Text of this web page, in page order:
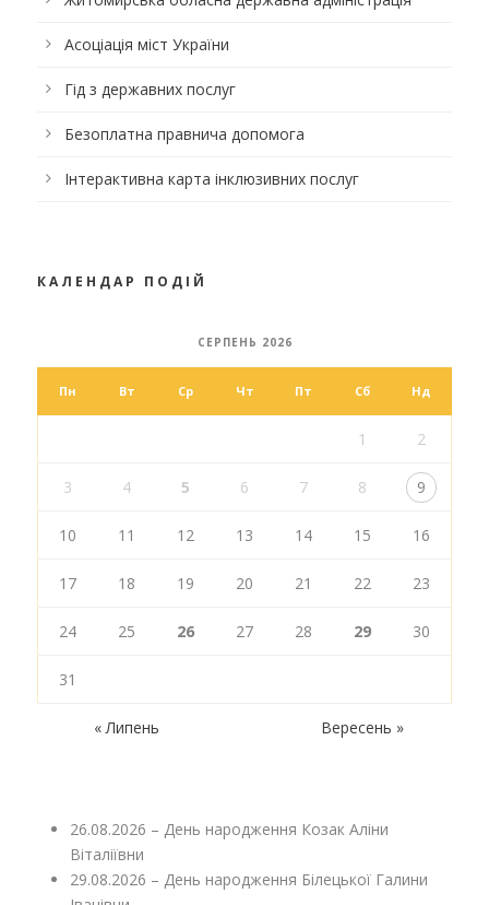
Асоціація міст України
Гід з державних послуг
Безоплатна правнича допомога
Інтерактивна карта інклюзивних послуг
КАЛЕНДАР ПОДІЙ
СЕРПЕНЬ 2026
Пн Вт Ср Чт Пт Сб Нд
1 2
3 4 5 6 7 8 9
10 11 12 13 14 15 16
17 18 19 20 21 22 23
24 25 26 27 28 29 30
31
« Липень Вересень »
26.08.2026 – День народження Козак Аліни
Віталіївни
29.08.2026 – День народження Білецької Галини